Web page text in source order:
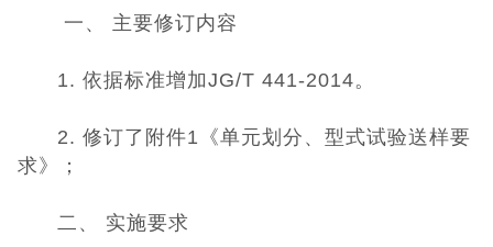
CE认证
UKCA认证
欧盟CE认证
一、 主要修订内容
1. 依据标准增加JG/T 441-2014。
2. 修订了附件1《单元划分、型式试验送样要
求》；
二、 实施要求